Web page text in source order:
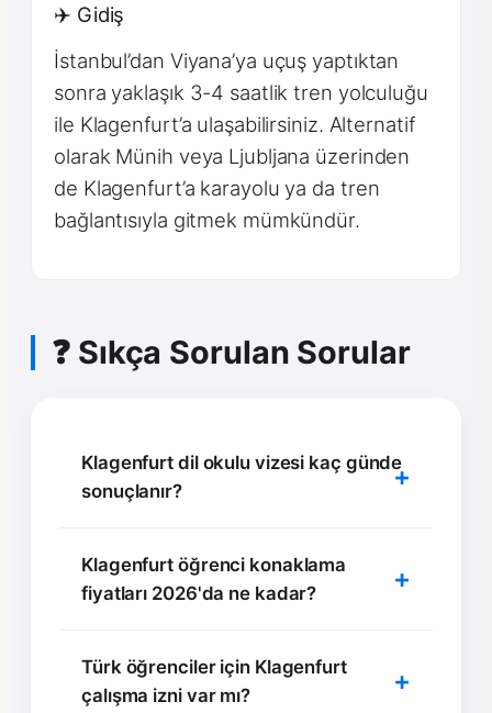
✈️ Gidiş
İstanbul’dan Viyana’ya uçuş yaptıktan
sonra yaklaşık 3-4 saatlik tren yolculuğu
ile Klagenfurt’a ulaşabilirsiniz. Alternatif
olarak Münih veya Ljubljana üzerinden
de Klagenfurt’a karayolu ya da tren
bağlantısıyla gitmek mümkündür.
❓ Sıkça Sorulan Sorular
Klagenfurt dil okulu vizesi kaç günde
sonuçlanır?
Klagenfurt öğrenci konaklama
fiyatları 2026'da ne kadar?
Türk öğrenciler için Klagenfurt
çalışma izni var mı?